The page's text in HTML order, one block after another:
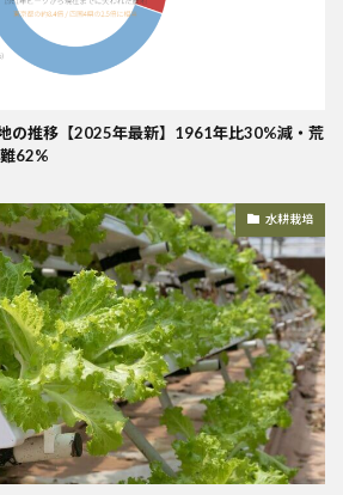
の推移【2025年最新】1961年比30%減・荒
62%
水耕栽培